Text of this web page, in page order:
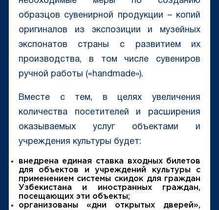
образцов сувенирной продукции – копий
оригиналов из экспозиции и музейных
экспонатов страны с развитием их
производства, в том числе сувениров
ручной работы («handmade»).
Вместе с тем, в целях увеличения
количества посетителей и расширения
оказываемых услуг объектами и
учреждения культуры будет:
внедрена единая ставка входных билетов
для объектов и учреждений культуры с
применением системы скидок для граждан
Узбекистана и иностранных граждан,
посещающих эти объекты;
организованы «дни открытых дверей»,